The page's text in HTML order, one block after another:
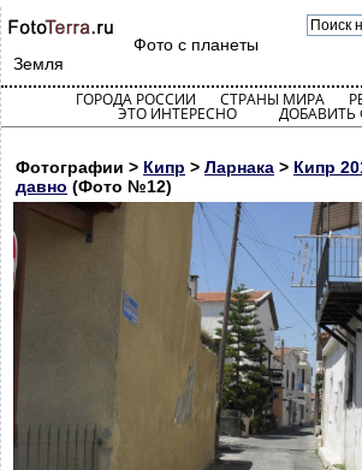
Фото с планеты
Земля
ГОРОДА РОССИИ СТРАНЫ МИРА
ЭТО ИНТЕРЕСНО ДОБАВИТЬ
Фотографии > Кипр > Ларнака > Кипр
давно (Фото №12)